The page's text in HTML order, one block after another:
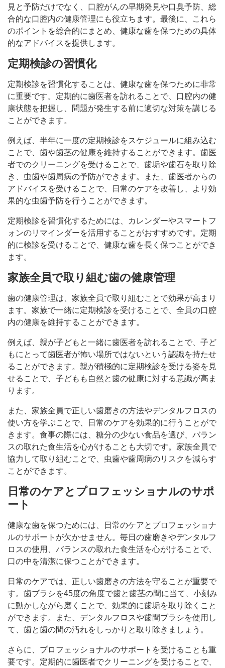
見と予防だけでなく、口腔がんの早期発見や口臭予防、総
合的な口腔内の健康管理にも役立ちます。最後に、これら
のポイントを総合的にまとめ、健康な歯を保つための具体
的なアドバイスを提供します。
定期検診の習慣化
定期検診を習慣化することは、健康な歯を保つために非常
に重要です。定期的に歯医者を訪れることで、口腔内の健
康状態を把握し、問題が発生する前に適切な対策を講じる
ことができます。
例えば、半年に一度の定期検診をスケジュールに組み込む
ことで、歯や歯茎の健康を維持することができます。歯医
者でのクリーニングを受けることで、歯垢や歯石を取り除
き、虫歯や歯周病の予防ができます。また、歯医者からの
アドバイスを受けることで、日常のケアを改善し、より効
果的な虫歯予防を行うことができます。
定期検診を習慣化するためには、カレンダーやスマートフ
ォンのリマインダーを活用することがおすすめです。定期
的に検診を受けることで、健康な歯を長く保つことができ
ます。
家族全員で取り組む歯の健康管理
歯の健康管理は、家族全員で取り組むことで効果が高まり
ます。家族で一緒に定期検診を受けることで、全員の口腔
内の健康を維持することができます。
例えば、親が子どもと一緒に歯医者を訪れることで、子ど
もにとって歯医者が怖い場所ではないという認識を持たせ
ることができます。親が積極的に定期検診を受ける姿を見
せることで、子どもも自然と歯の健康に対する意識が高ま
ります。
また、家族全員で正しい歯磨きの方法やデンタルフロスの
使い方を学ぶことで、日常のケアを効果的に行うことがで
きます。食事の際には、糖分の少ない食品を選び、バラン
スの取れた食生活を心がけることも大切です。家族全員で
協力して取り組むことで、虫歯や歯周病のリスクを減らす
ことができます。
日常のケアとプロフェッショナルのサポ
ート
健康な歯を保つためには、日常のケアとプロフェッショナ
ルのサポートが欠かせません。毎日の歯磨きやデンタルフ
ロスの使用、バランスの取れた食生活を心がけることで、
口の中を清潔に保つことができます。
日常のケアでは、正しい歯磨きの方法を守ることが重要で
す。歯ブラシを45度の角度で歯と歯茎の間に当て、小刻み
に動かしながら磨くことで、効果的に歯垢を取り除くこと
ができます。また、デンタルフロスや歯間ブラシを使用し
て、歯と歯の間の汚れをしっかりと取り除きましょう。
さらに、プロフェッショナルのサポートを受けることも重
要です。定期的に歯医者でクリーニングを受けることで、